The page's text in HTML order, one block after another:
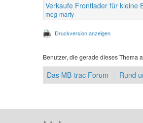
Verkaufe Frontlader für kleine
mog-marty
Druckversion anzeigen
Benutzer, die gerade dieses Thema
Das MB-trac Forum Rund